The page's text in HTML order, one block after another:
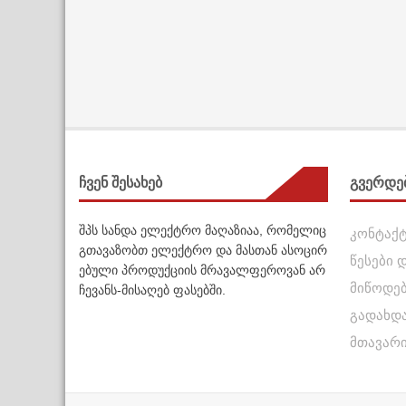
ჩვენ შესახებ
შპს სანდა ელექტრო მაღაზიაა, რომელიც
გთავაზობთ ელექტრო და მასთან ასოცირ
ებული პროდუქციის მრავალფეროვან არ
ჩევანს-მისაღებ ფასებში.
წესები
მთავარი